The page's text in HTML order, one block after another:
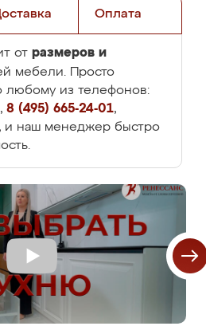
Оплата
от размеров и
мебели. Просто
любому из телефонов:
, 8 (495) 665-24-01,
, и наш менеджер быстро